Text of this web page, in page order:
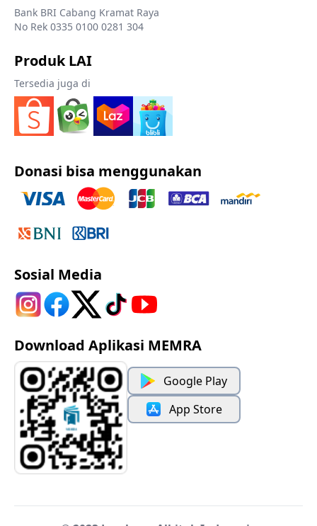
Bank BRI Cabang Kramat Raya
No Rek 0335 0100 0281 304
Produk LAI
Tersedia juga di
Donasi bisa menggunakan
Sosial Media
Download Aplikasi MEMRA
Google Play
App Store